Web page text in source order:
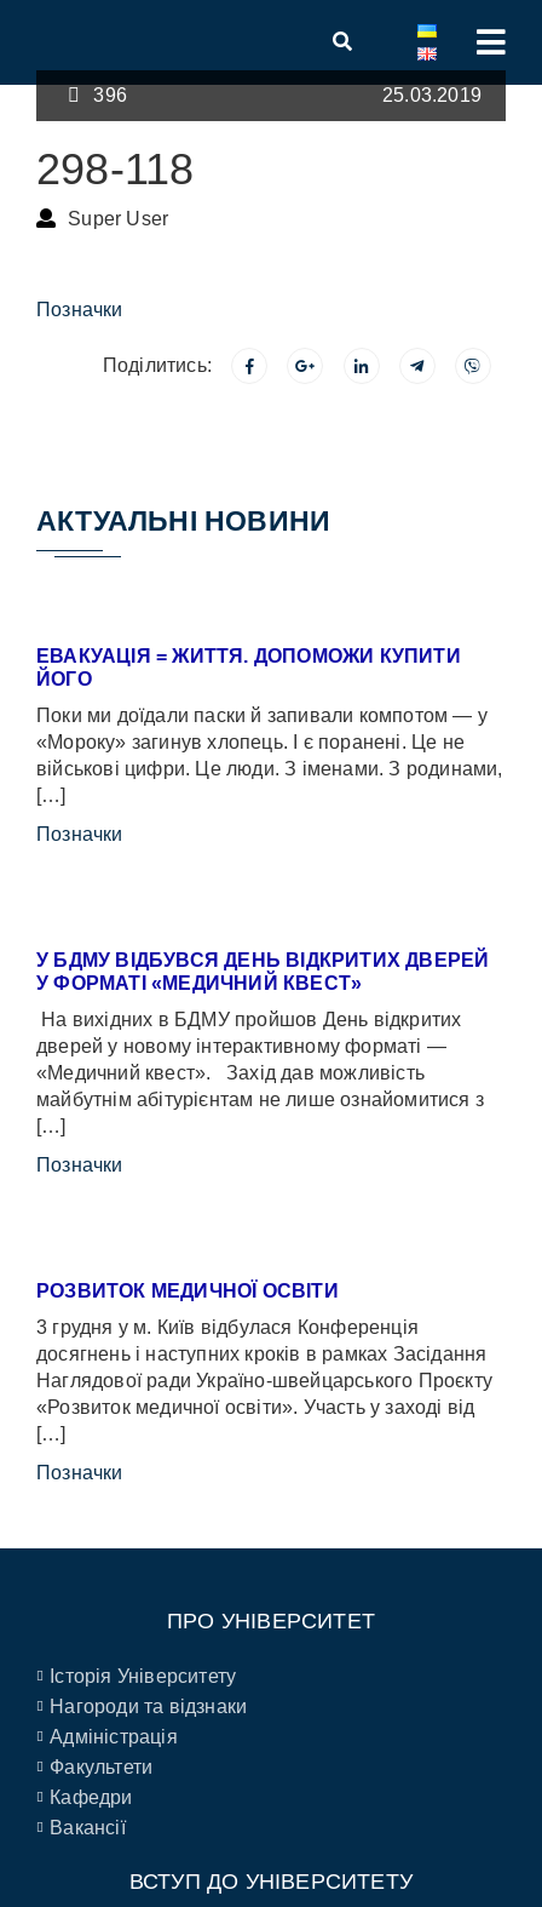
396 25.03.2019
298-118
Super User
Позначки
Поділитись:
АКТУАЛЬНІ НОВИНИ
ЕВАКУАЦІЯ = ЖИТТЯ. ДОПОМОЖИ КУПИТИ
ЙОГО
Поки ми доїдали паски й запивали компотом — у
«Мороку» загинув хлопець. І є поранені. Це не
військові цифри. Це люди. З іменами. З родинами,
[…]
Позначки
У БДМУ ВІДБУВСЯ ДЕНЬ ВІДКРИТИХ ДВЕРЕЙ
У ФОРМАТІ «МЕДИЧНИЙ КВЕСТ»
На вихідних в БДМУ пройшов День відкритих
дверей у новому інтерактивному форматі —
«Медичний квест». Захід дав можливість
майбутнім абітурієнтам не лише ознайомитися з
[…]
Позначки
РОЗВИТОК МЕДИЧНОЇ ОСВІТИ
3 грудня у м. Київ відбулася Конференція
досягнень і наступних кроків в рамках Засідання
Наглядової ради Україно-швейцарського Проєкту
«Розвиток медичної освіти». Участь у заході від
[…]
Позначки
ПРО УНІВЕРСИТЕТ
Історія Університету
Нагороди та відзнаки
Адміністрація
Факультети
Кафедри
Вакансії
ВСТУП ДО УНІВЕРСИТЕТУ